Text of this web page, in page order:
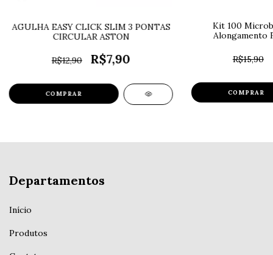
AGULHA EASY CLICK SLIM 3 PONTAS
CIRCULAR ASTON
R$12,90 R$7,90
Kit 100
Alongamento
R$15,90
COMPRAR
Departamentos
Início
Produtos